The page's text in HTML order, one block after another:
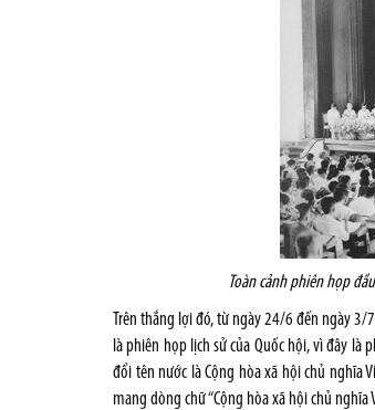
Toàn cảnh phiên họp
Trên thắng lợi đó, từ ngày 24/6 đến ngày 3/
là phiên họp lịch sử của Quốc hội, vì đây
đổi tên nước là Cộng hòa xã hội chủ nghĩa
mang dòng chữ “Cộng hòa xã hội chủ